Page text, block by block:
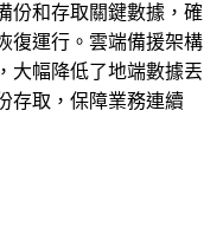
份和存取關鍵數據，確
復運行。雲端備援架構
大幅降低了地端數據丟
存取，保障業務連續